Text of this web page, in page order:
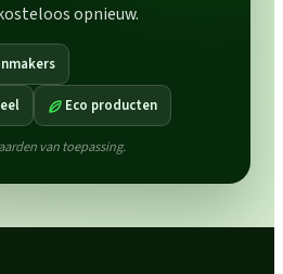
opnieuw.
Eco producten
van toepassing.